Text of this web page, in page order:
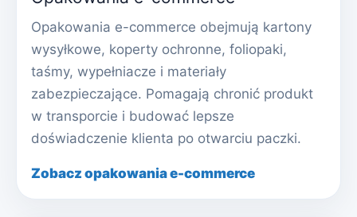
Opakowania e-commerce obejmują kartony
wysyłkowe, koperty ochronne, foliopaki,
taśmy, wypełniacze i materiały
zabezpieczające. Pomagają chronić produkt
w transporcie i budować lepsze
doświadczenie klienta po otwarciu paczki.
Zobacz opakowania e-commerce